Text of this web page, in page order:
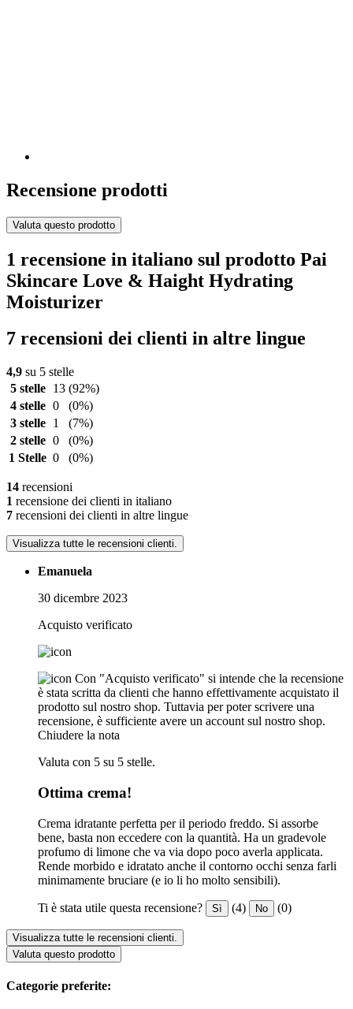
Recensione prodotti
Valuta questo prodotto
1 recensione in italiano sul prodotto Pai
Skincare Love & Haight Hydrating
Moisturizer
7 recensioni dei clienti in altre lingue
4,9 su 5 stelle
5 stelle
13 (92%)
4 stelle 0
(0%)
3 stelle
1
(7%)
2 stelle 0
(0%)
1 Stelle 0 (0%)
14 recensioni
1 recensione dei clienti in italiano
7 recensioni dei clienti in altre lingue
Visualizza tutte le recensioni clienti.
Emanuela
30 dicembre 2023
Acquisto verificato
Con "Acquisto verificato" si intende che la recensione
è stata scritta da clienti che hanno effettivamente acquistato il
prodotto sul nostro shop. Tuttavia per poter scrivere una
recensione, è sufficiente avere un account sul nostro shop.
Chiudere la nota
Valuta con 5 su 5 stelle.
Ottima crema!
Crema idratante perfetta per il periodo freddo. Si assorbe
bene, basta non eccedere con la quantità. Ha un gradevole
profumo di limone che va via dopo poco averla applicata.
Rende morbido e idratato anche il contorno occhi senza farli
minimamente bruciare (e io li ho molto sensibili).
Ti è stata utile questa recensione? Sì (4) No (0)
Visualizza tutte le recensioni clienti.
Valuta questo prodotto
Categorie preferite: